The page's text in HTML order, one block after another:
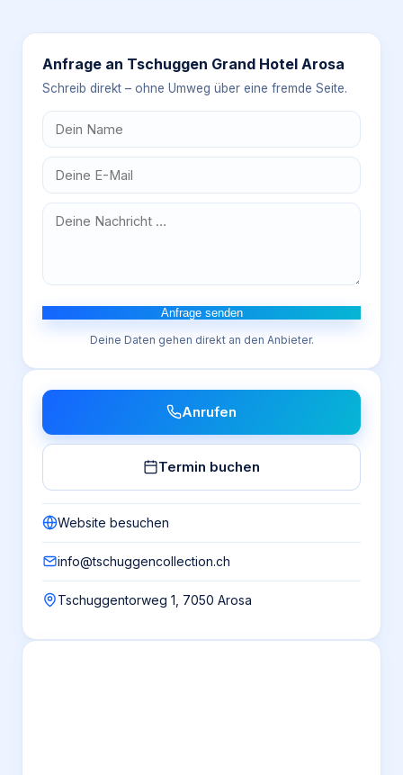
Anfrage an Tschuggen Grand Hotel Arosa
Schreib direkt – ohne Umweg über eine fremde Seite.
Anfrage senden
Deine Daten gehen direkt an den Anbieter.
Anrufen
Termin buchen
Website besuchen
info@tschuggencollection.ch
Tschuggentorweg 1, 7050 Arosa